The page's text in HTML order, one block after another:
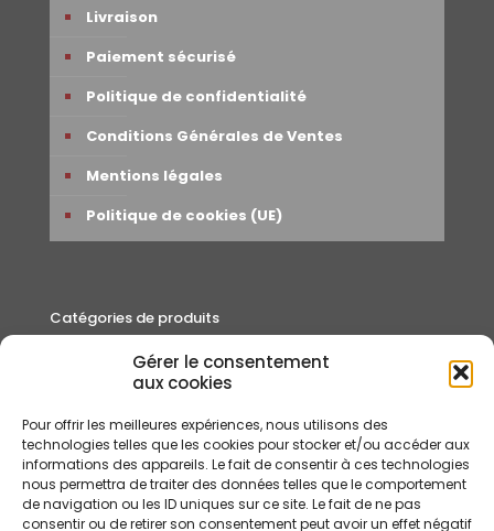
Gérer le consentement
aux cookies
Pour offrir les meilleures expériences, nous utilisons des
technologies telles que les cookies pour stocker et/ou accéder aux
informations des appareils. Le fait de consentir à ces technologies
nous permettra de traiter des données telles que le comportement
de navigation ou les ID uniques sur ce site. Le fait de ne pas
consentir ou de retirer son consentement peut avoir un effet négatif
Livraison
Paiement sécurisé
Politique de confidentialité
Conditions Générales de Ventes
Mentions légales
Politique de cookies (UE)
Catégories de produits
Autour du thé
Rooibos et Infusions
Thés